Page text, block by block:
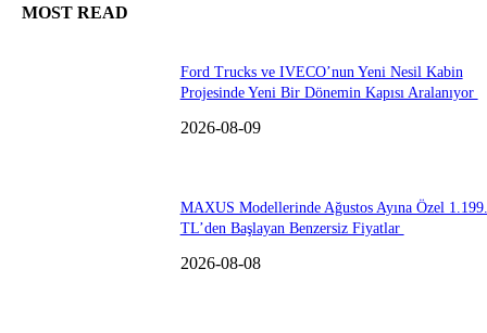
MOST READ
Ford Trucks ve IVECO’nun Yeni Nesil Kabin
Projesinde Yeni Bir Dönemin Kapısı Aralanıyor
2026-08-09
MAXUS Modellerinde Ağustos Ayına Özel
TL’den Başlayan Benzersiz Fiyatlar
2026-08-08